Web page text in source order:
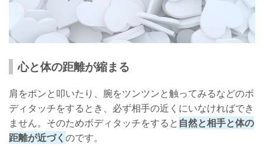
心と体の距離が縮まる
肩をポンと叩いたり、腕をツンツンと触ってみるなどのボ
ディタッチをするとき、必ず相手の近くにいなければでき
ません。そのためボディタッチをすると 自然と相手と体の
距離が近づく のです。